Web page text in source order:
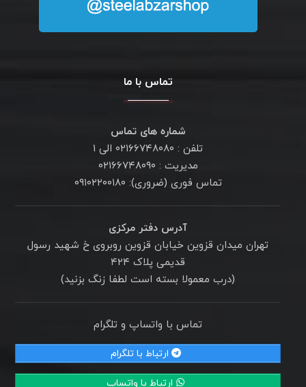
تماس با ما
شماره های تماس
تلفن : ۰۲۱۶۶۷۴۸۰۸۰ الی ۱
مدیریت : ۰۲۱۶۶۷۴۸۰۹۰
تماس فوری (ضروری): ۰۹۱۰۲۲۰۰۱۸۰
آدرس دفتر مرکزی
تهران میدان قزوین خیابان قزوین روبروی خ شهید رسول
قدیمی پلاک ۴۲۴
(درب معمولا بسته است لطفا زنگ بزنید)
تماس با واتساپ و تلگرام
ارتباط با تلگرام
ارتباط با واتساپ